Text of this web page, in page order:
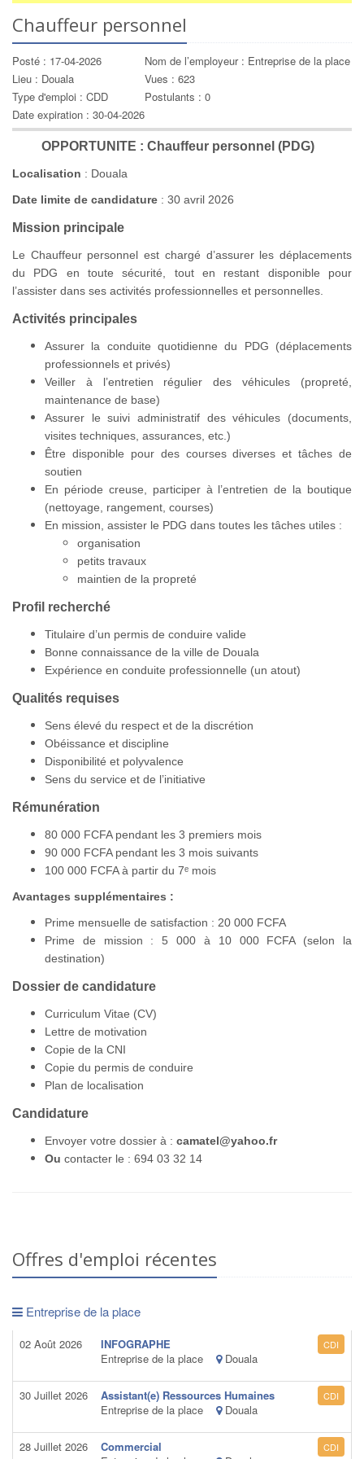
Chauffeur personnel
Posté : 17-04-2026
Nom de l’employeur : Entreprise de la place
Lieu : Douala
Vues : 623
Type d'emploi : CDD
Postulants : 0
Date expiration : 30-04-2026
OPPORTUNITE : Chauffeur personnel (PDG)
Localisation : Douala
Date limite de candidature : 30 avril 2026
Mission principale
Le Chauffeur personnel est chargé d’assurer les déplacements
du PDG en toute sécurité, tout en restant disponible pour
l’assister dans ses activités professionnelles et personnelles.
Activités principales
Assurer la conduite quotidienne du PDG (déplacements
professionnels et privés)
Veiller à l’entretien régulier des véhicules (propreté,
maintenance de base)
Assurer le suivi administratif des véhicules (documents,
visites techniques, assurances, etc.)
Être disponible pour des courses diverses et tâches de
soutien
En période creuse, participer à l’entretien de la boutique
(nettoyage, rangement, courses)
En mission, assister le PDG dans toutes les tâches utiles :
organisation
petits travaux
maintien de la propreté
Profil recherché
Titulaire d’un permis de conduire valide
Bonne connaissance de la ville de Douala
Expérience en conduite professionnelle (un atout)
Qualités requises
Sens élevé du respect et de la discrétion
Obéissance et discipline
Disponibilité et polyvalence
Sens du service et de l’initiative
Rémunération
80 000 FCFA pendant les 3 premiers mois
90 000 FCFA pendant les 3 mois suivants
100 000 FCFA à partir du 7ᵉ mois
Avantages supplémentaires :
Prime mensuelle de satisfaction : 20 000 FCFA
Prime de mission : 5 000 à 10 000 FCFA (selon la
destination)
Dossier de candidature
Curriculum Vitae (CV)
Lettre de motivation
Copie de la CNI
Copie du permis de conduire
Plan de localisation
Candidature
Envoyer votre dossier à : camatel@yahoo.fr
Ou contacter le : 694 03 32 14
Offres d'emploi récentes
Entreprise de la place
02 Août 2026
INFOGRAPHE
Entreprise de la place
Douala
CDI
30 Juillet 2026
Assistant(e) Ressources Humaines
Entreprise de la place
Douala
CDI
28 Juillet 2026
Commercial
CDI